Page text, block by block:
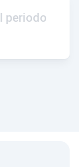
periodo